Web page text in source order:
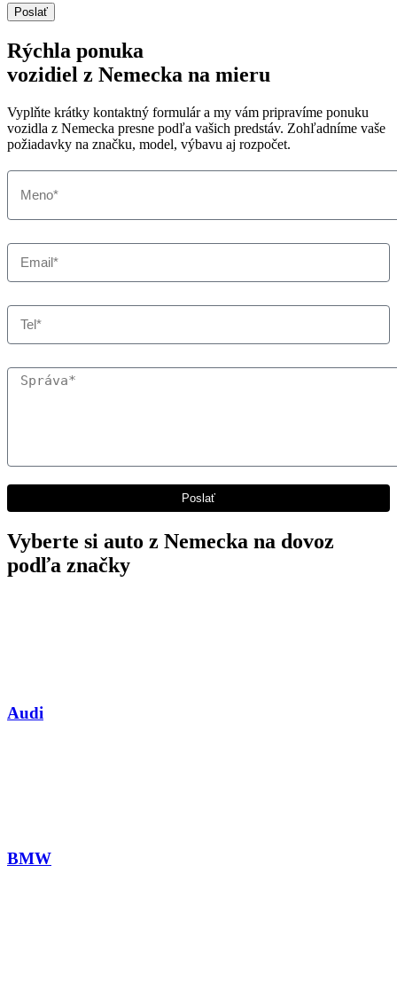
Poslať
Rýchla ponuka
vozidiel z Nemecka na mieru
Vyplňte krátky kontaktný formulár a my vám pripravíme ponuku
vozidla z Nemecka presne podľa vašich predstáv. Zohľadníme vaše
požiadavky na značku, model, výbavu aj rozpočet.
Vyberte si auto z Nemecka na dovoz
podľa značky
Audi
BMW